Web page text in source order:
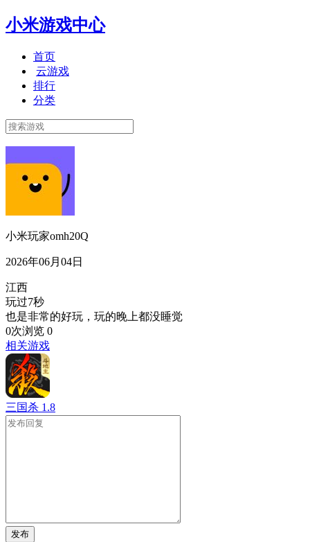
小米游戏中心
首页
云游戏
排行
分类
小米玩家omh20Q
2026年06月04日
江西
玩过7秒
也是非常的好玩，玩的晚上都没睡觉
0次浏览 0
相关游戏
三国杀 1.8
发布